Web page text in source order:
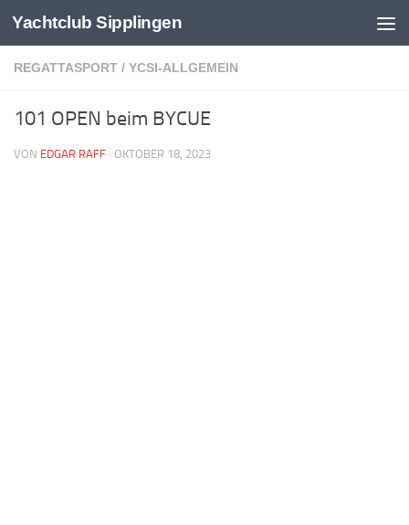
Zum Inhalt springen
Yachtclub Sipplingen
REGATTASPORT / YCSI-ALLGEMEIN
101 OPEN beim BYCUE
VON EDGAR RAFF · OKTOBER 18, 2023